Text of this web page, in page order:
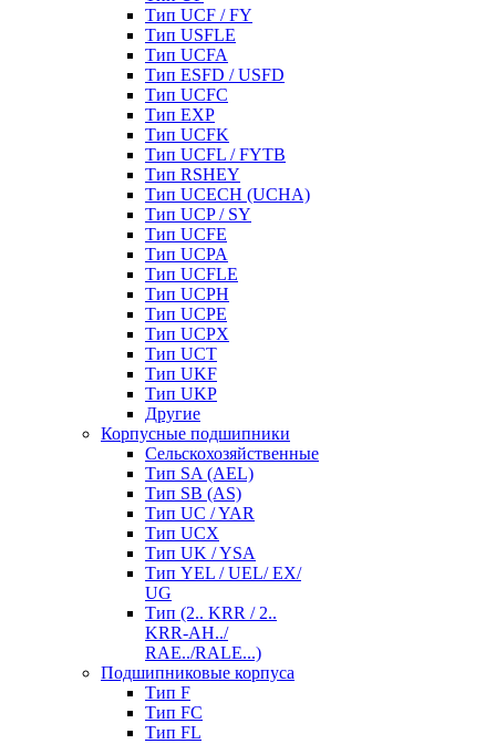
Тип UCF / FY
Тип USFLE
Тип UCFA
Тип ESFD / USFD
Тип UCFC
Тип EXP
Тип UCFK
Тип UCFL / FYTB
Тип RSHEY
Тип UCECH (UCHA)
Тип UCP / SY
Тип UCFE
Тип UCPA
Тип UCFLE
Тип UCPH
Тип UCPE
Тип UCPX
Тип UCT
Тип UKF
Тип UKP
Другие
Корпусные подшипники
Сельскохозяйственные
Тип SA (AEL)
Тип SB (AS)
Тип UC / YAR
Тип UCX
Тип UK / YSA
Тип YEL / UEL/ EX/
UG
Тип (2.. KRR / 2..
KRR-AH../
RAE../RALE...)
Подшипниковые корпуса
Тип F
Тип FC
Тип FL